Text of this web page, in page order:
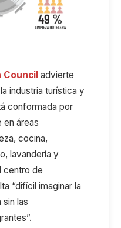
Council advierte
industria turística y
conformada por
en áreas
cocina,
lavandería y
centro de
“difícil imaginar la
las